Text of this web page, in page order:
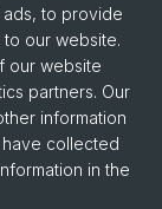
to provide
our website.
our website
partners. Our
information
collected
in the